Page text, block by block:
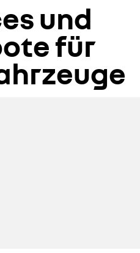
und
für